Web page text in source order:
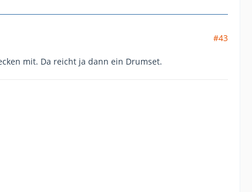
#43
mit. Da reicht ja dann ein Drumset.